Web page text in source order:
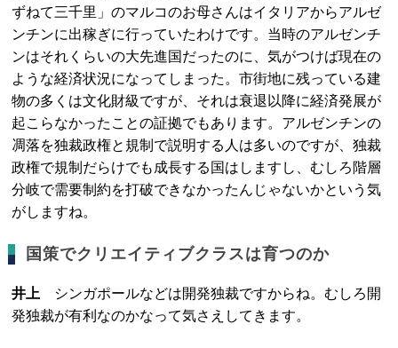
ずねて三千里」のマルコのお母さんはイタリアからアルゼ
ンチンに出稼ぎに行っていたわけです。当時のアルゼンチ
ンはそれくらいの大先進国だったのに、気がつけば現在の
ような経済状況になってしまった。市街地に残っている建
物の多くは文化財級ですが、それは衰退以降に経済発展が
起こらなかったことの証拠でもあります。アルゼンチンの
凋落を独裁政権と規制で説明する人は多いのですが、独裁
政権で規制だらけでも成長する国はしますし、むしろ階層
分岐で需要制約を打破できなかったんじゃないかという気
がしますね。
国策でクリエイティブクラスは育つのか
井上 シンガポールなどは開発独裁ですからね。むしろ開
発独裁が有利なのかなって気さえしてきます。